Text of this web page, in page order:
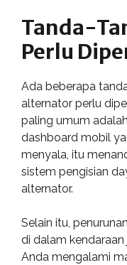
Tanda-
Perlu
Ada beberapa
alternator perlu
paling umum
dashboard mobil
menyala, itu
sistem pengisian
alternator.
Selain itu,
di dalam kendaraan
Anda mengalami